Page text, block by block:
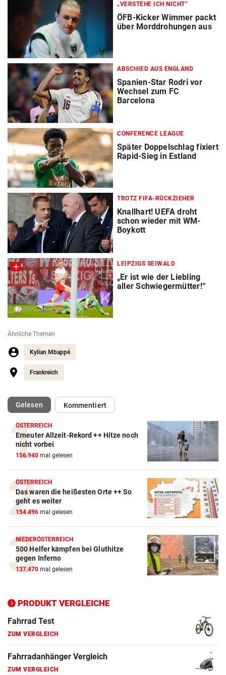
„VERSTEHE ICH NICHT“
ÖFB-Kicker Wimmer packt
über Morddrohungen aus
ABSCHIED AUS ENGLAND
Spanien-Star Rodri vor
Wechsel zum FC
Barcelona
CONFERENCE LEAGUE
Später Doppelschlag fixiert
Rapid-Sieg in Estland
TROTZ FIFA-RÜCKZIEHER
Knallhart! UEFA droht
schon wieder mit WM-
Boykott
LEIPZIGS SEIWALD
„Er ist wie der Liebling
aller Schwiegermütter!“
Ähnliche Themen
Kylian Mbappé
Frankreich
Gelesen(ausgewählt)Kommentiert
ÖSTERREICH
Erneuter Allzeit-Rekord ++ Hitze noch
nicht vorbei
156.940 mal gelesen
ÖSTERREICH
Das waren die heißesten Orte ++ So
geht es weiter
154.496 mal gelesen
NIEDERÖSTERREICH
500 Helfer kämpfen bei Gluthitze
gegen Inferno
137.470 mal gelesen
PRODUKT VERGLEICHE
Action-Cam Vergleich
ZUM VERGLEICH
Crosstrainer Vergleich
ZUM VERGLEICH
E-Bike Vergleich
ZUM VERGLEICH
Elektro-Scooter Vergleich
ZUM VERGLEICH
ZUM VERGLEICH
Fahrrad Test
ZUM VERGLEICH
Fahrradanhänger Vergleich
ZUM VERGLEICH